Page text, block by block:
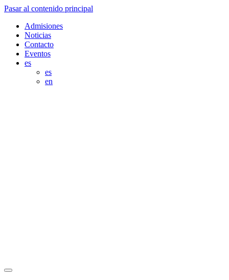
Pasar al contenido principal
Admisiones
Noticias
Contacto
Eventos
es
es
en